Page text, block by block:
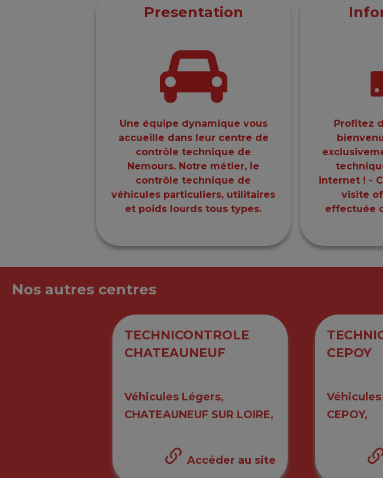
Presentation
Une équipe dynamique vous
accueille dans leur centre de
contrôle technique de
Nemours. Notre métier, le
contrôle technique de
véhicules particuliers, utilitaires
et poids lourds tous types.
Profitez
internet ! -
visite
effectuée
Nos autres centres
TECHNICONTROLE
CHATEAUNEUF
Véhicules Légers,
CHATEAUNEUF SUR LOIRE,
Accéder au site
CEPOY
CEPOY,